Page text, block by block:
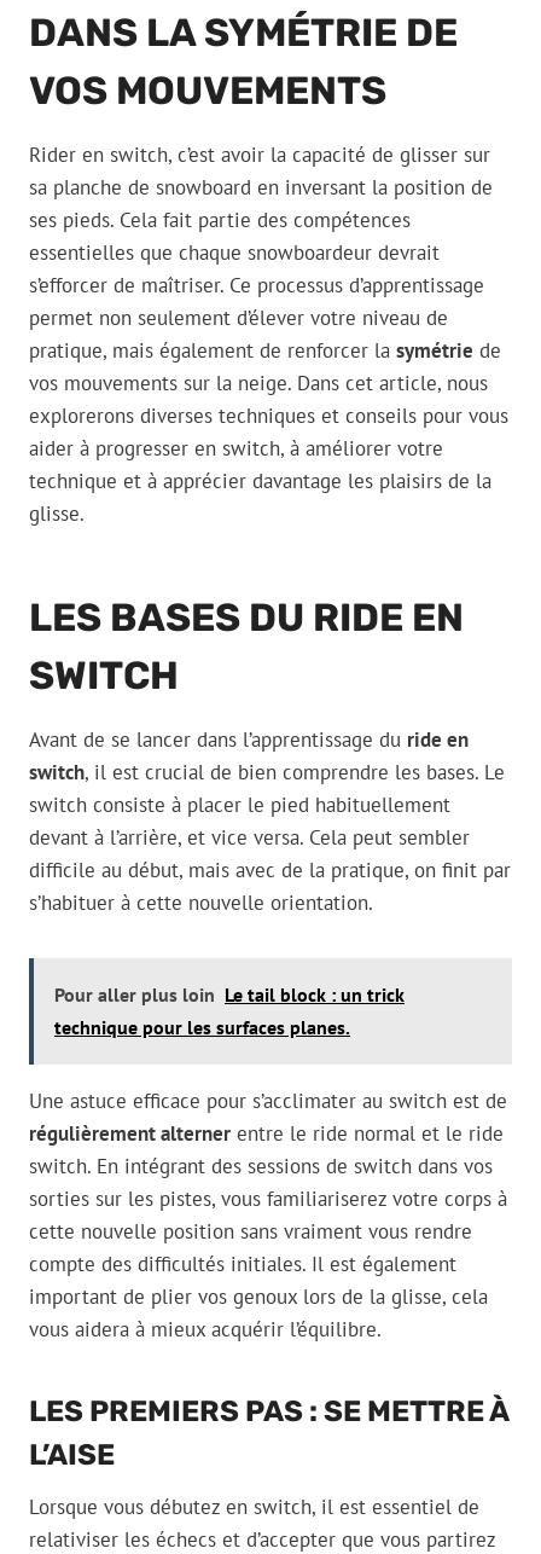
DANS LA SYMÉTRIE DE
VOS MOUVEMENTS
Rider en switch, c’est avoir la capacité de glisser sur
sa planche de snowboard en inversant la position de
ses pieds. Cela fait partie des compétences
essentielles que chaque snowboardeur devrait
s’efforcer de maîtriser. Ce processus d’apprentissage
permet non seulement d’élever votre niveau de
pratique, mais également de renforcer la symétrie de
vos mouvements sur la neige. Dans cet article, nous
explorerons diverses techniques et conseils pour vous
aider à progresser en switch, à améliorer votre
technique et à apprécier davantage les plaisirs de la
glisse.
LES BASES DU RIDE EN
SWITCH
Avant de se lancer dans l’apprentissage du ride en
switch, il est crucial de bien comprendre les bases. Le
switch consiste à placer le pied habituellement
devant à l’arrière, et vice versa. Cela peut sembler
difficile au début, mais avec de la pratique, on finit par
s’habituer à cette nouvelle orientation.
Pour aller plus loin Le tail block : un trick
technique pour les surfaces planes.
Une astuce efficace pour s’acclimater au switch est de
régulièrement alterner entre le ride normal et le ride
switch. En intégrant des sessions de switch dans vos
sorties sur les pistes, vous familiariserez votre corps à
cette nouvelle position sans vraiment vous rendre
compte des difficultés initiales. Il est également
important de plier vos genoux lors de la glisse, cela
vous aidera à mieux acquérir l’équilibre.
LES PREMIERS PAS : SE METTRE À
L’AISE
Lorsque vous débutez en switch, il est essentiel de
relativiser les échecs et d’accepter que vous partirez